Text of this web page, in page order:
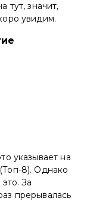
тут, значит,
увидим.
указывает на
8). Однако
За
прерывалась